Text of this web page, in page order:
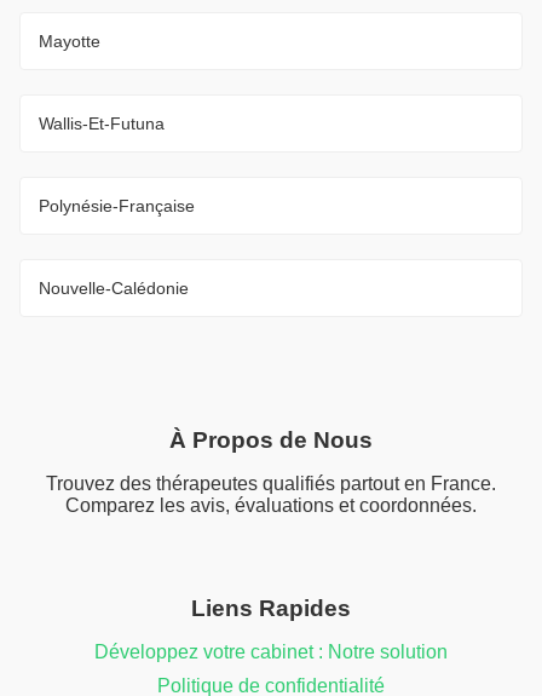
Mayotte
Wallis-Et-Futuna
Polynésie-Française
Nouvelle-Calédonie
À Propos de Nous
Trouvez des thérapeutes qualifiés partout en France.
Comparez les avis, évaluations et coordonnées.
Liens Rapides
Développez votre cabinet : Notre solution
Politique de confidentialité